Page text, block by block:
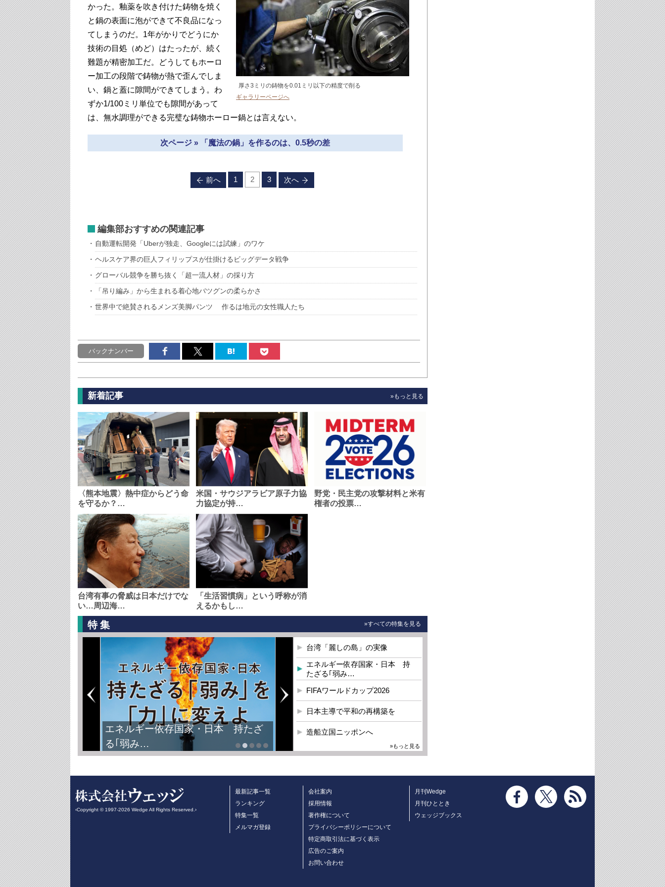
厚さ3ミリの鋳物を0.01ミリ以下の精度で削る
ギャラリーページへ
かった。釉薬を吹き付けた鋳物を焼く
と鍋の表面に泡ができて不良品になっ
てしまうのだ。1年がかりでどうにか
技術の目処（めど）はたったが、続く
難題が精密加工だ。どうしてもホーロ
ー加工の段階で鋳物が熱で歪んでしま
い、鍋と蓋に隙間ができてしまう。わ
ずか1/100ミリ単位でも隙間があって
は、無水調理ができる完璧な鋳物ホーロー鍋とは言えない。
次ページ » 「魔法の鍋」を作るのは、0.5秒の差
前へ 1 2 3 次へ
編集部おすすめの関連記事
自動運転開発「Uberが独走、Googleには試練」のワケ
ヘルスケア界の巨人フィリップスが仕掛けるビッグデータ戦争
グローバル競争を勝ち抜く「超一流人材」の採り方
「吊り編み」から生まれる着心地バツグンの柔らかさ
世界中で絶賛されるメンズ美脚パンツ 作るは地元の女性職人たち
バックナンバー
新着記事 »もっと見る
〈熊本地震〉熱中症からどう命
を守るか？…
米国・サウジアラビア原子力協
力協定が持…
野党・民主党の攻撃材料と米有
権者の投票…
台湾有事の脅威は日本だけでな
い…周辺海…
「生活習慣病」という呼称が消
えるかもし…
特集 »すべての特集を見る
エネルギー依存国家・日本 持たざ
る｢弱み…
台湾「麗しの島」の実像
エネルギー依存国家・日本 持
たざる｢弱み…
FIFAワールドカップ2026
日本主導で平和の再構築を
造船立国ニッポンへ
»もっと見る
‹Copyright © 1997-2026 Wedge All Rights Reserved.›
最新記事一覧
ランキング
特集一覧
メルマガ登録
会社案内
採用情報
著作権について
プライバシーポリシーについて
特定商取引法に基づく表示
広告のご案内
お問い合わせ
月刊Wedge
月刊ひととき
ウェッジブックス